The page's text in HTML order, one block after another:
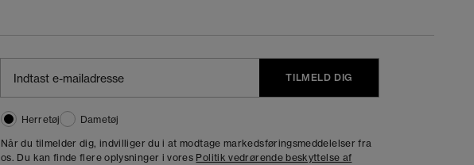
TILMELD DIG
Herretøj
Dametøj
Når du tilmelder dig, indvilliger du i at modtage markedsføringsmeddelelser fra
os. Du kan finde flere oplysninger i vores Politik vedrørende beskyttelse af